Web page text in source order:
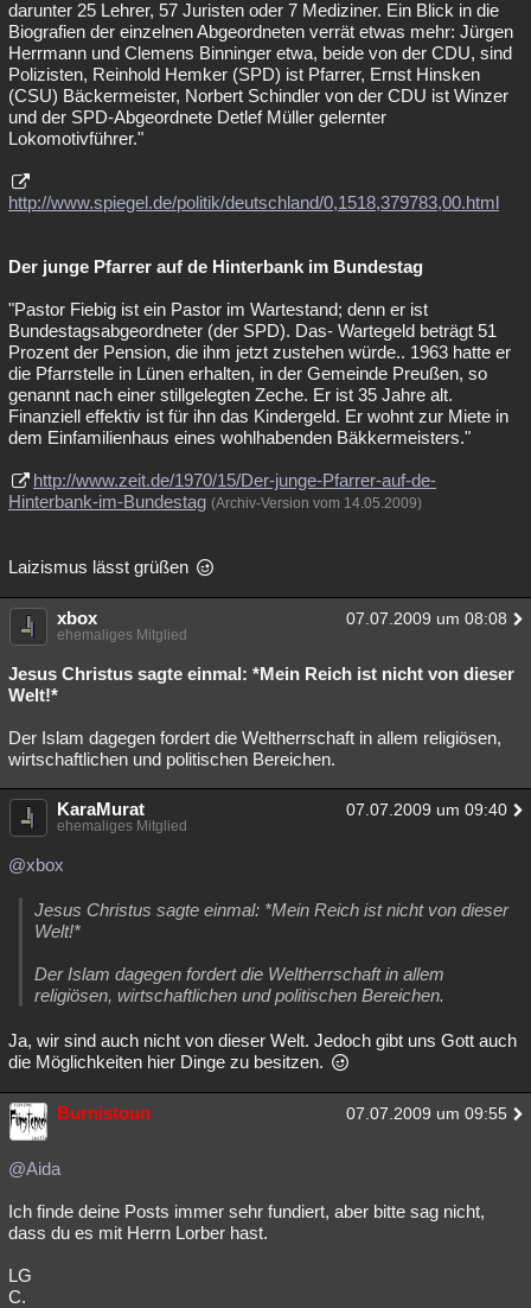
darunter 25 Lehrer, 57 Juristen oder 7 Mediziner. Ein Blick in die
Biografien der einzelnen Abgeordneten verrät etwas mehr: Jürgen
Herrmann und Clemens Binninger etwa, beide von der CDU, sind
Polizisten, Reinhold Hemker (SPD) ist Pfarrer, Ernst Hinsken
(CSU) Bäckermeister, Norbert Schindler von der CDU ist Winzer
und der SPD-Abgeordnete Detlef Müller gelernter
Lokomotivführer."
http://www.spiegel.de/politik/deutschland/0,1518,379783,00.html
Der junge Pfarrer auf de Hinterbank im Bundestag
"Pastor Fiebig ist ein Pastor im Wartestand; denn er ist
Bundestagsabgeordneter (der SPD). Das- Wartegeld beträgt 51
Prozent der Pension, die ihm jetzt zustehen würde.. 1963 hatte er
die Pfarrstelle in Lünen erhalten, in der Gemeinde Preußen, so
genannt nach einer stillgelegten Zeche. Er ist 35 Jahre alt.
Finanziell effektiv ist für ihn das Kindergeld. Er wohnt zur Miete in
dem Einfamilienhaus eines wohlhabenden Bäkkermeisters."
http://www.zeit.de/1970/15/Der-junge-Pfarrer-auf-de-
Hinterbank-im-Bundestag (Archiv-Version vom 14.05.2009)
Laizismus lässt grüßen
xbox 07.07.2009 um 08:08
ehemaliges Mitglied
Jesus Christus sagte einmal: *Mein Reich ist nicht von dieser
Welt!*
Der Islam dagegen fordert die Weltherrschaft in allem religiösen,
wirtschaftlichen und politischen Bereichen.
KaraMurat 07.07.2009 um 09:40
ehemaliges Mitglied
@xbox
Jesus Christus sagte einmal: *Mein Reich ist nicht von dieser
Welt!*
Der Islam dagegen fordert die Weltherrschaft in allem
religiösen, wirtschaftlichen und politischen Bereichen.
Ja, wir sind auch nicht von dieser Welt. Jedoch gibt uns Gott auch
die Möglichkeiten hier Dinge zu besitzen.
Burnistoun 07.07.2009 um 09:55
@Aida
Ich finde deine Posts immer sehr fundiert, aber bitte sag nicht,
dass du es mit Herrn Lorber hast.
LG
C.